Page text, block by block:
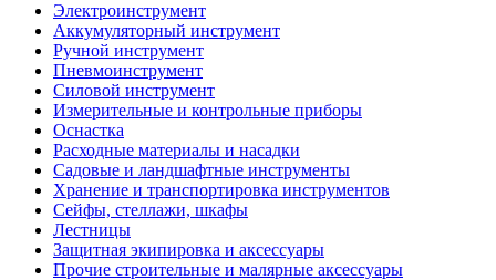
Электроинструмент
Аккумуляторный инструмент
Ручной инструмент
Пневмоинструмент
Силовой инструмент
Измерительные и контрольные приборы
Оснастка
Расходные материалы и насадки
Садовые и ландшафтные инструменты
Хранение и транспортировка инструментов
Сейфы, стеллажи, шкафы
Лестницы
Защитная экипировка и аксессуары
Прочие строительные и малярные аксессуары